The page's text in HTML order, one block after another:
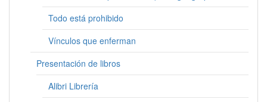
Todo está prohibido
Vínculos que enferman
Presentación de libros
Alibri Librería